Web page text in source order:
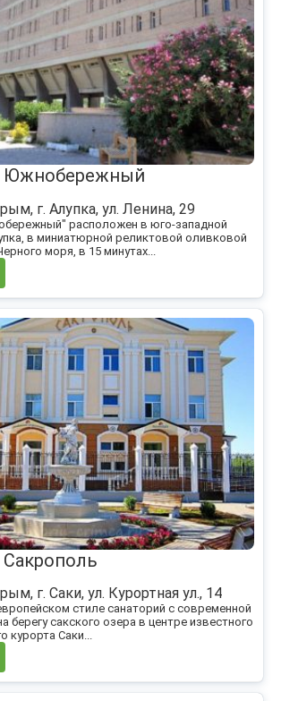
Южнобережный
г. Алупка, ул. Ленина, 29
расположен в юго-западной
в миниатюрной реликтовой оливковой
моря, в 15 минутах...
г. Саки, ул. Курортная ул., 14
стиле санаторий с современной
берегу сакского озера в центре известного
курорта Саки...